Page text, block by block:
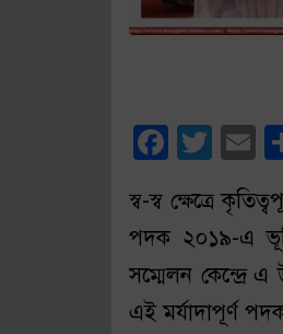
স্ব-স্ব ক্ষেত্রে
পদক ২০১৯-এ
সম্মেলন কেন্দ্রে
এই মর্যাদাপূর্ণ